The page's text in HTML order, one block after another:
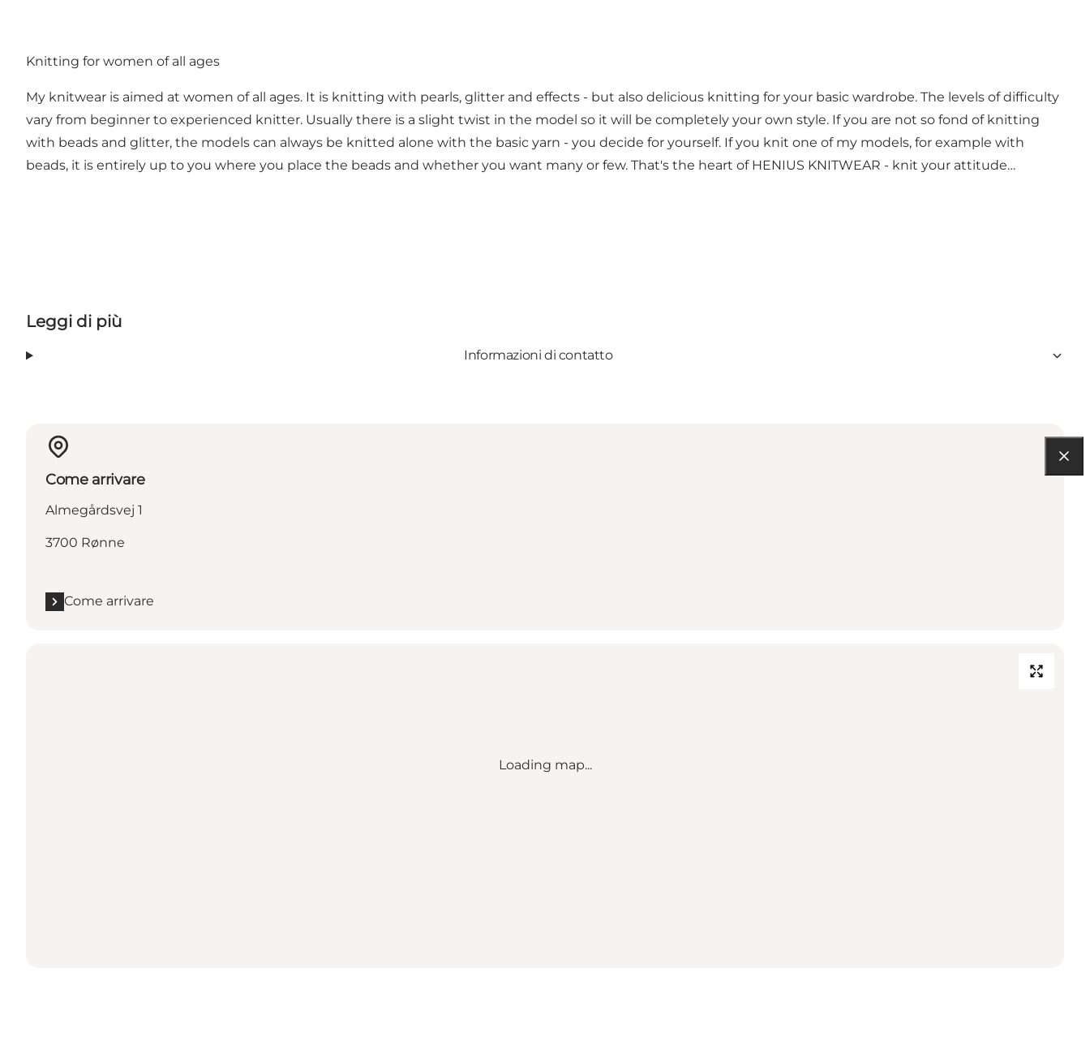
Knitting for women of all ages
My knitwear is aimed at women of all ages. It is knitting with pearls, glitter and effects - but also delicious knitting for your basic wardrobe. The levels of difficulty
vary from beginner to experienced knitter. Usually there is a slight twist in the model so it will be completely your own style. If you are not so fond of knitting
with beads and glitter, the models can always be knitted alone with the basic yarn - you decide for yourself. If you knit one of my models, for example with
beads, it is entirely up to you where you place the beads and whether you want many or few. That's the heart of HENIUS KNITWEAR - knit your attitude…
Leggi di più
Informazioni di contatto
Come arrivare
Almegårdsvej 1
3700 Rønne
Come arrivare
Loading map...